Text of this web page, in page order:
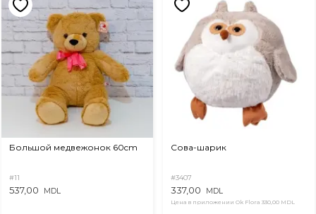
Большой медвежонок 60cm
#11
537,00 MDL
Сова-шарик
#3407
337,00 MDL
Цена в приложении Ok Flora 330,00 MDL